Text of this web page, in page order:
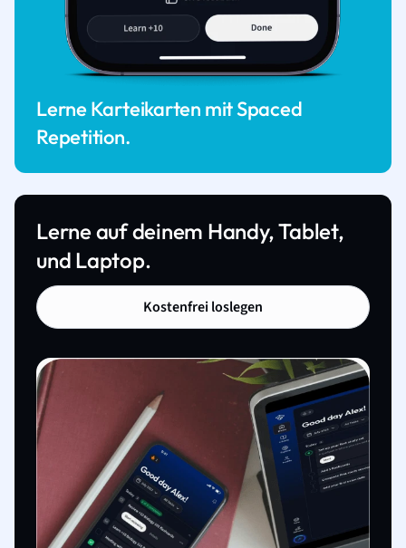
Lerne Karteikarten mit Spaced
Repetition.
Lerne auf deinem Handy, Tablet,
und Laptop.
Kostenfrei loslegen